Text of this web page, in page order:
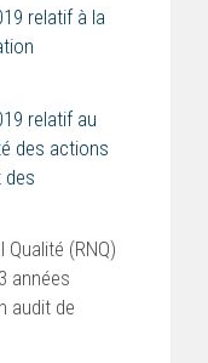
relatif à la
relatif au
des actions
des
(RNQ)
années
audit de